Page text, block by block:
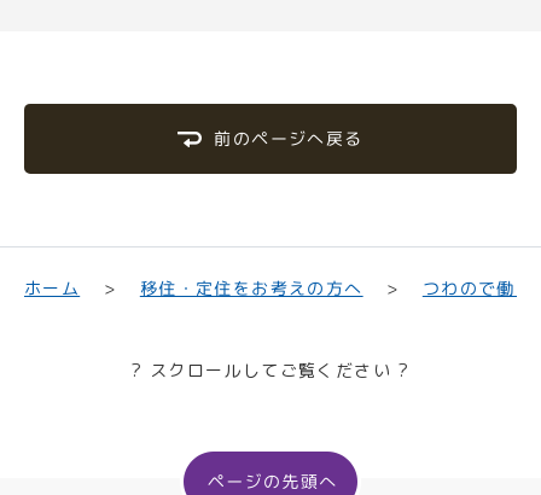
前のページへ戻る
ホーム 移住・定住をお考えの方へ つわので働く
? スクロールしてご覧ください ?